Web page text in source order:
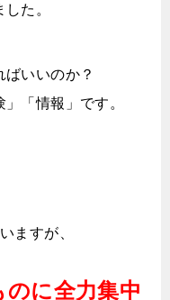
た。
いいのか？
「情報」です。
ますが、
に全力集中